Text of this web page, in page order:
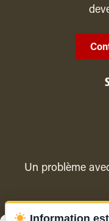
Un problème
Information